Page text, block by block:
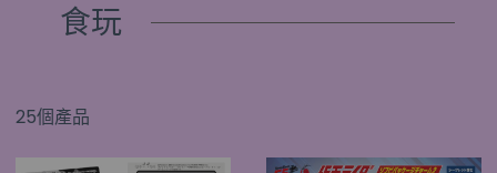
食玩
25個產品